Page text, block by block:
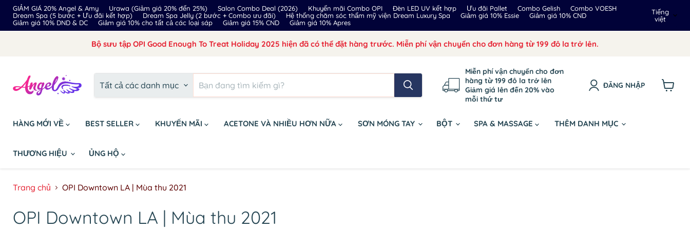
GIẢM GIÁ 20% Angel & Amy Urawa (Giảm giá 20% đến 25%) Salon Combo Deal (2026) Khuyến mãi Combo OPI Đèn LED UV kết hợp Ưu đãi Pallet Combo Gelish
Combo VOESH
Dream Spa (5 bước + Ưu đãi kết hợp)
Dream Spa Jelly (2 bước + Combo ưu đãi) Hệ thống chăm sóc thẩm mỹ viện Dream Luxury Spa Giảm giá 10% Essie
Giảm giá 10% CND
Giảm giá 10% DND & DC
Giảm giá 10% cho tất cả các loại sáp Giảm giá 15% CND Giảm giá 10% Apres
Ngôn
ngữ
Tiếng
việt
Bộ sưu tập OPI Good Enough To Treat Holiday 2025 hiện đã có thể đặt hàng trước. Miễn phí vận chuyển cho đơn hàng từ 199 đô la trở lên.
Tất cả các danh mục
Miễn phí vận chuyển cho đơn
hàng từ 199 đô la trở lên
Giảm giá lên đến 20% vào
mỗi thứ tư
ĐĂNG NHẬP
HÀNG MỚI VỀ BEST SELLER KHUYẾN MÃI ACETONE VÀ NHIỀU HƠN NỮA SƠN MÓNG TAY BỘT SPA & MASSAGE THÊM DANH MỤC
THƯƠNG HIỆU ỦNG HỘ
Trang chủ OPI Downtown LA | Mùa thu 2021
OPI Downtown LA | Mùa thu 2021